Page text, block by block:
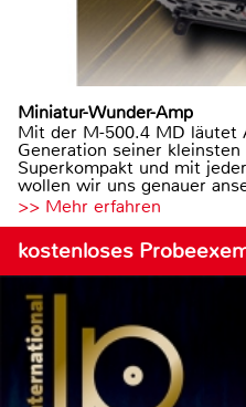
Miniatur-Wunder-Amp
Mit der M-500.4 MD läutet
Generation seiner
Superkompakt und mit
wollen wir uns genauer
>> Mehr erfahren
kostenloses